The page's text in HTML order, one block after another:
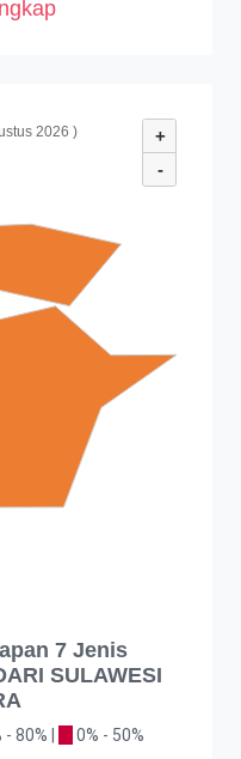
2026 )
+
-
7 Jenis
SULAWESI
- 80% | 0% - 50%